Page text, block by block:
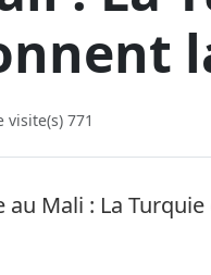
visite(s) 771
Mali : La